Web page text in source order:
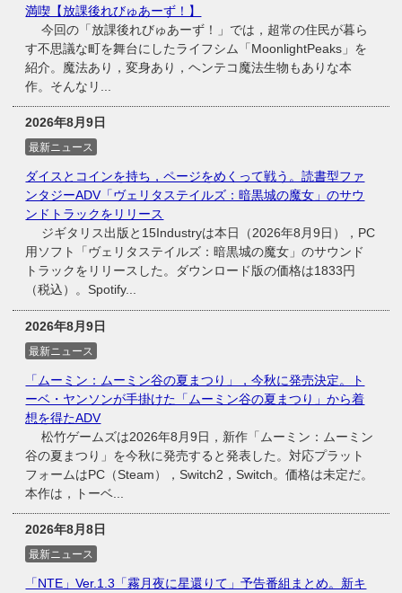
満喫【放課後れびゅあーず！】
今回の「放課後れびゅあーず！」では，超常の住民が暮ら
す不思議な町を舞台にしたライフシム「MoonlightPeaks」を
紹介。魔法あり，変身あり，ヘンテコ魔法生物もありな本
作。そんなリ...
2026年8月9日
最新ニュース
ダイスとコインを持ち，ページをめくって戦う。読書型ファ
ンタジーADV「ヴェリタステイルズ：暗黒城の魔女」のサウ
ンドトラックをリリース
ジギタリス出版と15Industryは本日（2026年8月9日），PC
用ソフト「ヴェリタステイルズ：暗黒城の魔女」のサウンド
トラックをリリースした。ダウンロード版の価格は1833円
（税込）。Spotify...
2026年8月9日
最新ニュース
「ムーミン：ムーミン谷の夏まつり」，今秋に発売決定。ト
ーベ・ヤンソンが手掛けた「ムーミン谷の夏まつり」から着
想を得たADV
松竹ゲームズは2026年8月9日，新作「ムーミン：ムーミン
谷の夏まつり」を今秋に発売すると発表した。対応プラット
フォームはPC（Steam），Switch2，Switch。価格は未定だ。
本作は，トーベ...
2026年8月8日
最新ニュース
「NTE」Ver.1.3「霧月夜に星還りて」予告番組まとめ。新キ